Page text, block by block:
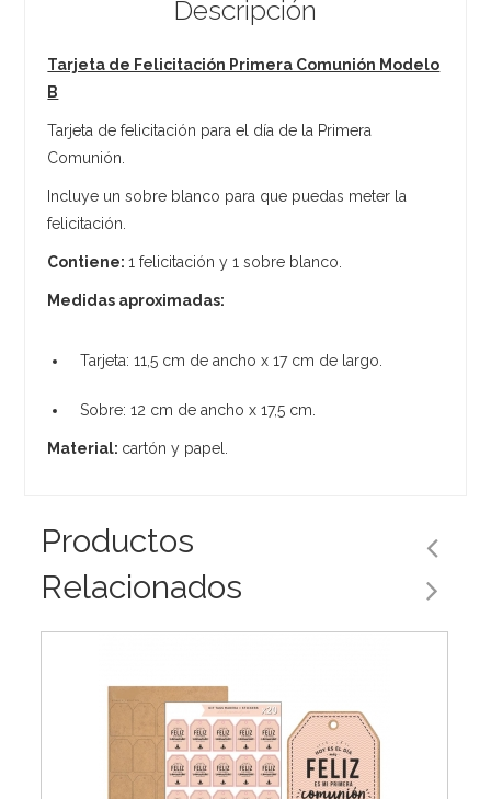
Descripción
Tarjeta de Felicitación Primera Comunión Modelo
B
Tarjeta de felicitación para el día de la Primera
Comunión.
Incluye un sobre blanco para que puedas meter la
felicitación.
Contiene:1 felicitación y 1 sobre blanco.
Medidas aproximadas:
Tarjeta: 11,5 cm de ancho x 17 cm de largo.
Sobre: 12 cm de ancho x 17,5 cm.
Material: cartón y papel.
Productos
Relacionados